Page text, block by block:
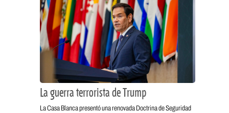
La guerra terrorista de Trump
La Casa Blanca presentó una renovada Doctrina de Seguridad